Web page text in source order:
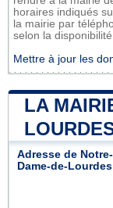
horaires indiqués
la mairie par
selon la disponibilité
Mettre à jour les
LA
Adresse de Notre-
Dame-de-Lourdes